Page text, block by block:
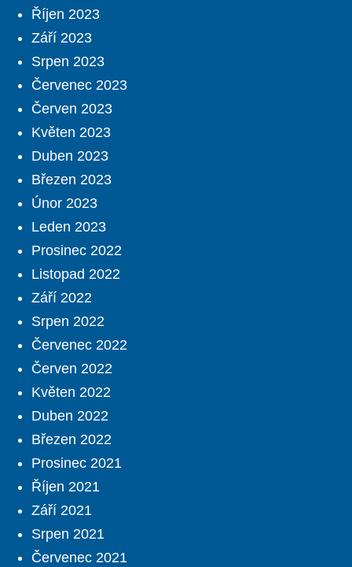
Říjen 2023
Září 2023
Srpen 2023
Červenec 2023
Červen 2023
Květen 2023
Duben 2023
Březen 2023
Únor 2023
Leden 2023
Prosinec 2022
Listopad 2022
Září 2022
Srpen 2022
Červenec 2022
Červen 2022
Květen 2022
Duben 2022
Březen 2022
Prosinec 2021
Říjen 2021
Září 2021
Srpen 2021
Červenec 2021